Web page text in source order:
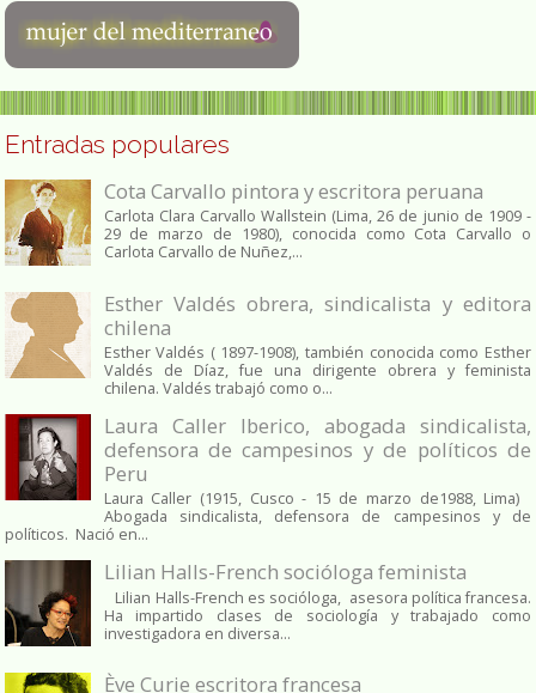
Entradas populares
Cota Carvallo pintora y escritora peruana
Carlota Clara Carvallo Wallstein (Lima, 26 de junio de 1909 -
29 de marzo de 1980), conocida como Cota Carvallo o
Carlota Carvallo de Nuñez,...
Esther Valdés obrera, sindicalista y editora
chilena
Esther Valdés ( 1897-1908), también conocida como Esther
Valdés de Díaz, fue una dirigente obrera y feminista
chilena. Valdés trabajó como o...
Laura Caller Iberico, abogada sindicalista,
defensora de campesinos y de políticos de
Peru
Laura Caller (1915, Cusco - 15 de marzo de1988, Lima)
Abogada sindicalista, defensora de campesinos y de
políticos. Nació en...
Lilian Halls-French socióloga feminista
Lilian Halls-French es socióloga, asesora política francesa.
Ha impartido clases de sociología y trabajado como
investigadora en diversa...
Ève Curie escritora francesa